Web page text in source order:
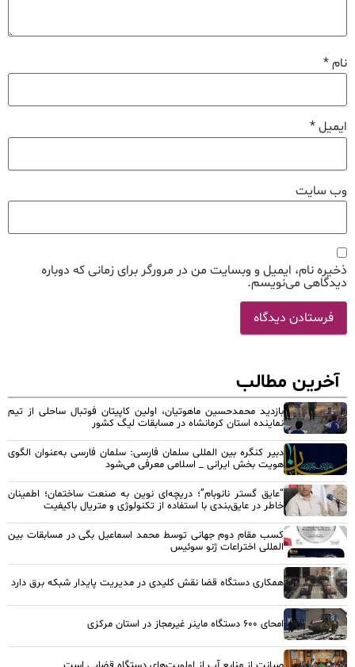
نام*
ایمیل*
وب‌ سایت
ذخیره نام، ایمیل و وبسایت من در مرورگر برای زمانی که دوباره
دیدگاهی می‌نویسم.
آخرین مطالب
بازدید محمدحسین ماهوتیان، اولین کاپیتان فوتبال ساحلی از تیم
نماینده استان کرمانشاه در مسابقات لیگ کشور
دبیر کنگره بین المللی سلمان فارسی: سلمان فارسی به‌عنوان الگوی
هویت بخش ایرانی _ اسلامی معرفی می‌شود
“عایق گستر نانوبام”؛ دریچه‌ای نوین به صنعت ساختمان؛ اطمینان
خاطر در عایق‌بندی با استفاده از تکنولوژی و متریال باکیفیت
کسب مقام دوم جهانی توسط محمد اسماعیل بگی در مسابقات بین
المللی اختراعات ژنو سوئیس
همکاری دستگاه قضا نقش کلیدی در مدیریت پایدار شبکه برق دارد
امحای ۶۰۰ دستگاه ماینر غیرمجاز در استان مرکزی